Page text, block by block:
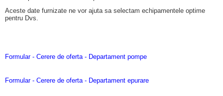
Aceste date furnizate ne vor ajuta sa selectam echipamentele optime
pentru Dvs.
Formular - Cerere de oferta - Departament pompe
Formular - Cerere de oferta - Departament epurare